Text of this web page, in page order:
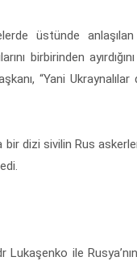
üstünde
birbirinden
“Yani
bir dizi sivilin Rus
Lukaşenko ile